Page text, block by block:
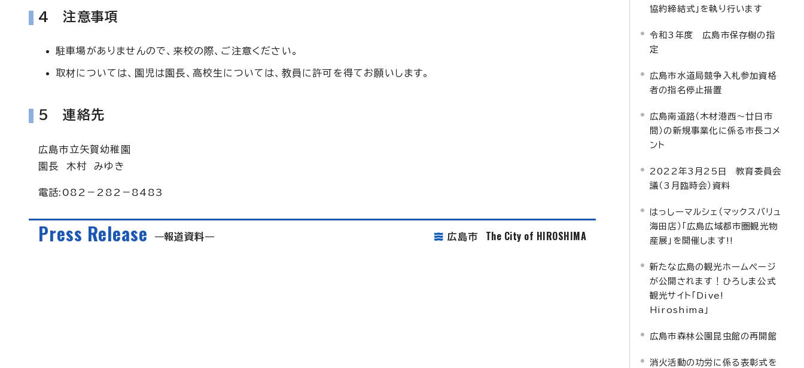
4 注意事項
駐車場がありませんので、来校の際、ご注意ください。
取材については、園児は園長、高校生については、教員に許可を得てお願いします。
5 連絡先
広島市立矢賀幼稚園
園長 木村 みゆき
電話:082－282－8483
Press Release 報道資料 広島市 The City of HIROSHIMA
協約締結式」を執り行います
令和3年度 広島市保存樹の指
定
広島市水道局競争入札参加資格
者の指名停止措置
広島南道路（木材港西～廿日市
間）の新規事業化に係る市長コメ
ント
2022年3月25日 教育委員会
議（3月臨時会）資料
はっしーマルシェ（マックスバリュ
海田店）「広島広域都市圏観光物
産展」を開催します!!
新たな広島の観光ホームページ
が公開されます！ひろしま公式
観光サイト「Dive!
Hiroshima」
広島市森林公園昆虫館の再開館
消火活動の功労に係る表彰式を